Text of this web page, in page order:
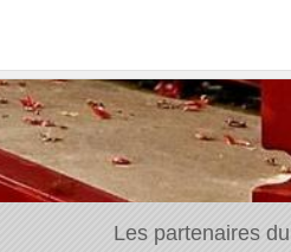
Les partenaires